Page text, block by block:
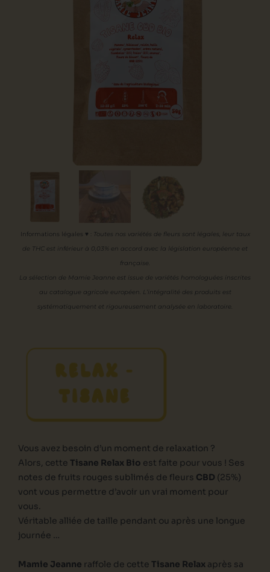
Informations légales ♥ Toutes nos variétés de fleurs sont légales, leur taux
de THC est inférieur à 0,03% en accord avec la législation européenne et
française.
La sélection de Mamie Jeanne est issue de variétés homologuées inscrites
au catalogue agricole européen. L’intégralité des produits est
systématiquement et rigoureusement analysée en laboratoire.
RELAX –
TISANE
Vous avez besoin d’un moment de relaxation ?
Alors, cette Tisane Relax Bio est faite pour vous ! Ses
notes de fruits rouges sublimés de fleurs CBD (25%)
vont vous permettre d’avoir un vrai moment pour
vous.
Véritable alliée de taille pendant ou après une longue
journée …
Mamie Jeanne raffole de cette Tisane Relax après sa